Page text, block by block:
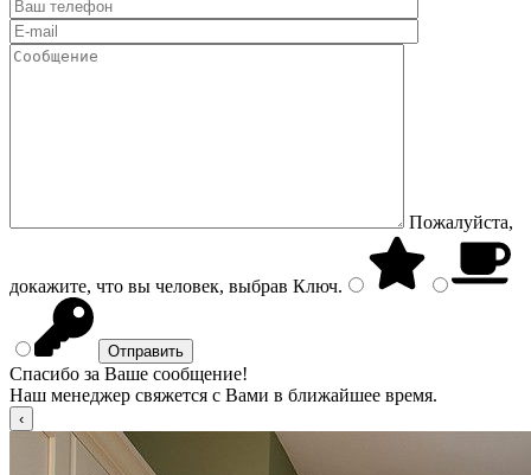
Пожалуйста,
докажите, что вы человек, выбрав Ключ.
Спасибо за Ваше сообщение!
Наш менеджер свяжется с Вами в ближайшее время.